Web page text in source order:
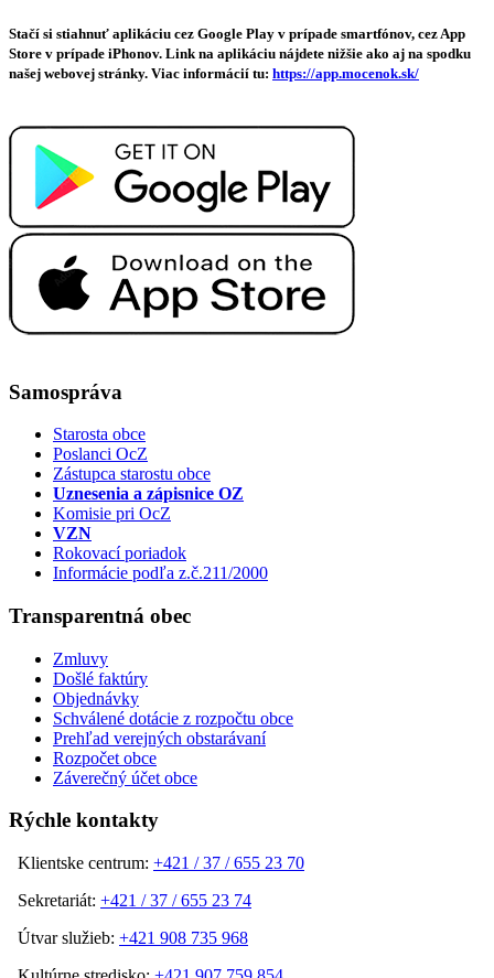
Stačí si stiahnuť aplikáciu cez Google Play v prípade smartfónov, cez App
Store v prípade iPhonov. Link na aplikáciu nájdete nižšie ako aj na spodku
našej webovej stránky. Viac informácií tu: https://app.mocenok.sk/
Samospráva
Starosta obce
Poslanci OcZ
Zástupca starostu obce
Uznesenia a zápisnice OZ
Komisie pri OcZ
VZN
Rokovací poriadok
Informácie podľa z.č.211/2000
Transparentná obec
Zmluvy
Došlé faktúry
Objednávky
Schválené dotácie z rozpočtu obce
Prehľad verejných obstarávaní
Rozpočet obce
Záverečný účet obce
Rýchle kontakty
Klientske centrum: +421 / 37 / 655 23 70
Sekretariát: +421 / 37 / 655 23 74
Útvar služieb: +421 908 735 968